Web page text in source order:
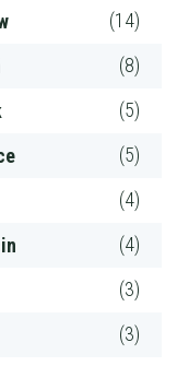
(14)
(8)
(5)
(5)
(4)
(4)
(3)
(3)